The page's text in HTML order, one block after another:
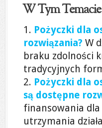
W Tym
Pożyczki dla
rozwiązania? W
braku zdolności
tradycyjnych
Pożyczki dla
są dostępne
finansowania
utrzymania